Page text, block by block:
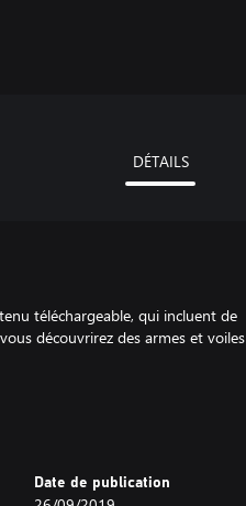
DÉTAILS
téléchargeable, qui incluent de
découvrirez des armes et voiles
Date de publication